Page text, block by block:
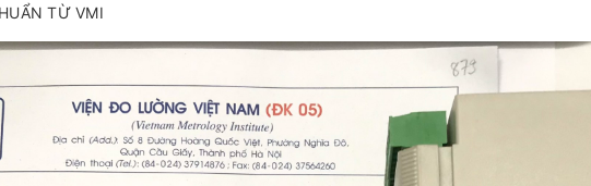
TỪ VMI